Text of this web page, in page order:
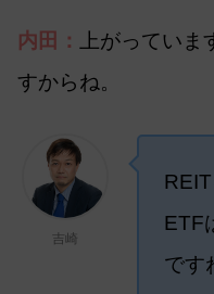
内田： 上がっていま
すからね。
吉崎
ETF
です